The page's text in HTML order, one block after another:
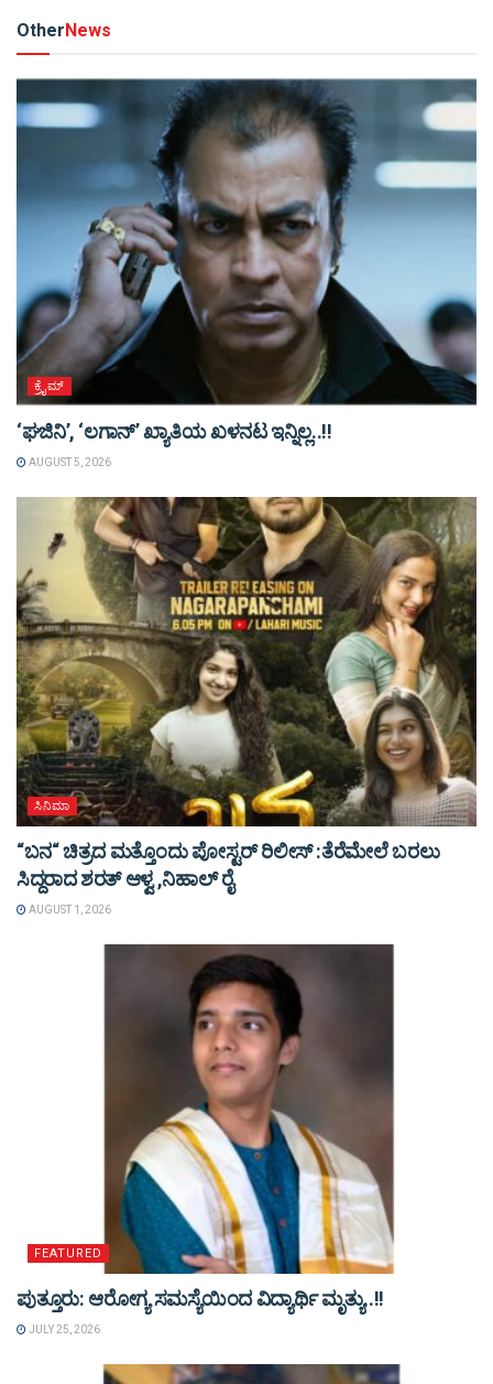
Other News
ಕ್ರೈಮ್
‘ಘಜಿನಿ’, ‘ಲಗಾನ್’ ಖ್ಯಾತಿಯ ಖಳನಟ ಇನ್ನಿಲ್ಲ..!!
AUGUST 5, 2026
ಸಿನಿಮಾ
“ಬನ“ ಚಿತ್ರದ ಮತ್ತೊಂದು ಪೋಸ್ಟರ್ ರಿಲೀಸ್ :ತೆರೆಮೇಲೆ ಬರಲು
ಸಿದ್ದರಾದ ಶರತ್ ಆಳ್ವ ,ನಿಹಾಲ್ ರೈ
AUGUST 1, 2026
FEATURED
ಪುತ್ತೂರು: ಆರೋಗ್ಯ ಸಮಸ್ಯೆಯಿಂದ ವಿದ್ಯಾರ್ಥಿ ಮೃತ್ಯು..!!
JULY 25, 2026